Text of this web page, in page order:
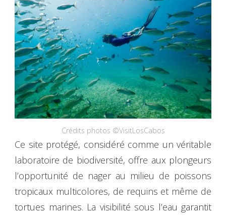
Crédits photos ©VisitLosCabos
Ce site protégé, considéré comme un véritable
laboratoire de biodiversité, offre aux plongeurs
l’opportunité de nager au milieu de poissons
tropicaux multicolores, de requins et même de
tortues marines. La visibilité sous l’eau garantit